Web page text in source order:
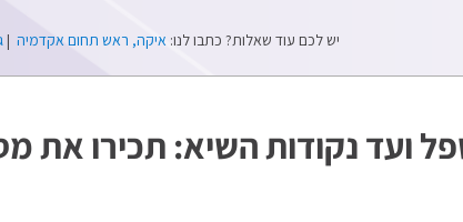
יש לכם עוד שאלות? כתבו לנו: איקה, ראש תחום אקדמיה |
ועד נקודות השיא: תכירו את